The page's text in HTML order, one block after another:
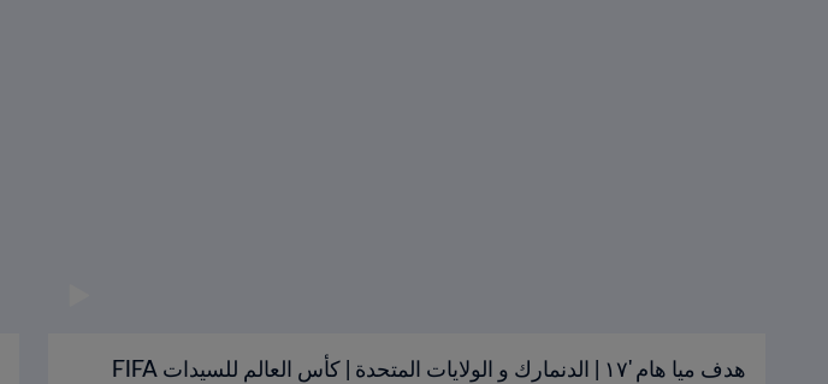
هدف ميا هام '١٧ | الدنمارك و الولايات المتحدة | كأس العالم للسيدات FIFA